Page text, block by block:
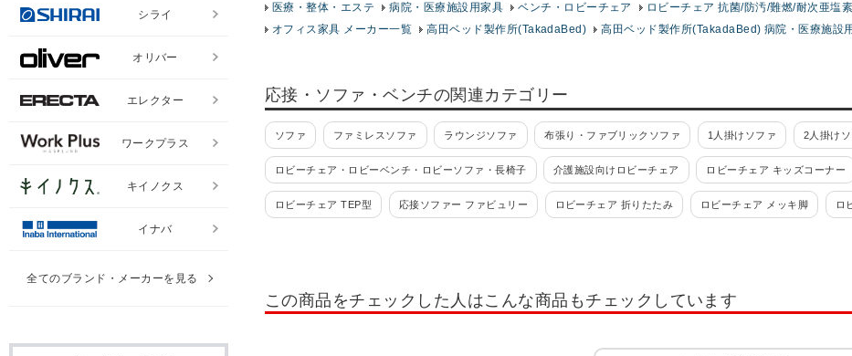
医療・整体・エステ
病院・医療施設用家具 ベンチ・ロビーチェア
ロビーチェア 抗菌/防汚/難燃/耐次亜塩
オフィス家具 メーカー一覧
高田ベッド製作所(TakadaBed) 高田ベッド製作所(TakadaBed) 病院・医療施設
応接・ソファ・ベンチの関連カテゴリー
ソファ ファミレスソファ ラウンジソファ 布張り・ファブリックソファ 1人掛けソファ 2人掛け
ロビーチェア・ロビーベンチ・ロビーソファ・長椅子 介護施設向けロビーチェア ロビーチェア キッズコーナー
ロビーチェア TEP型 応接ソファー ファビュリー ロビーチェア 折りたたみ ロビーチェア メッキ脚 ロ
オフィスソファー・応接ソファー ソファーカバー
この商品をチェックした人はこんな商品もチェックしています
シライ
オリバー
エレクター
ワークプラス
キイノクス
イナバ
全てのブランド・メーカーを見る